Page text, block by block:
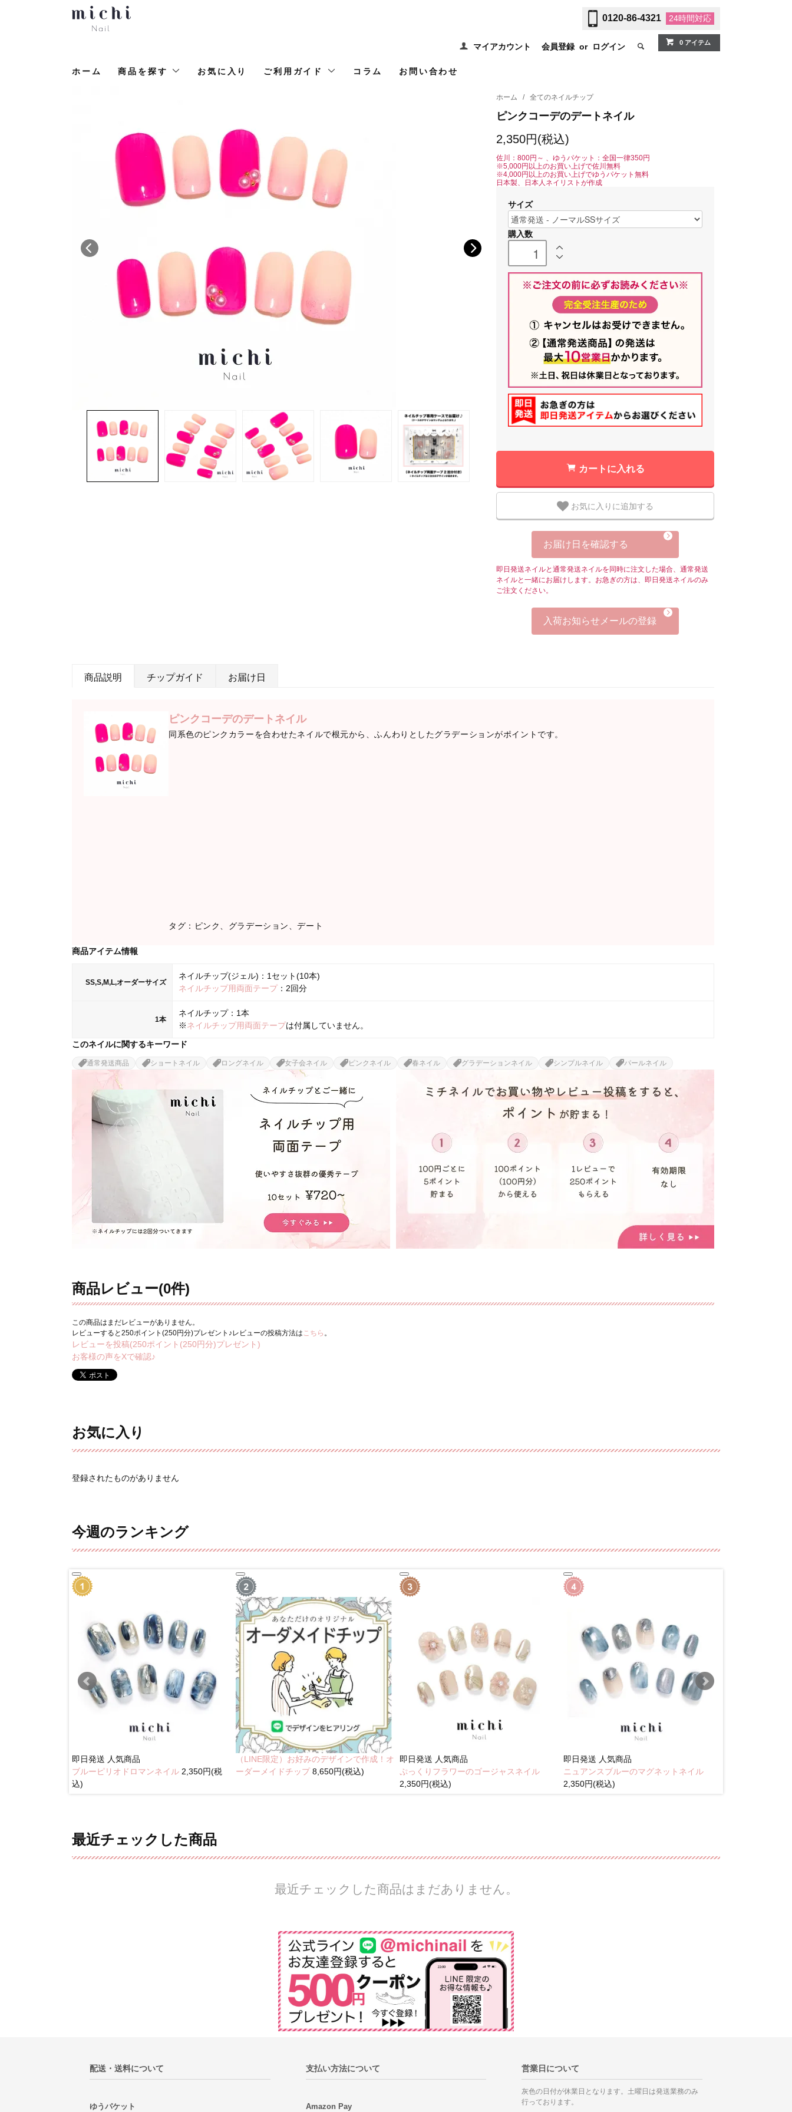
0120-86-4321 24時間対応
マイアカウント 会員登録 or ログイン 0 アイテム
ホーム 商品を探す お気に入り ご利用ガイド コラム お問い合わせ
ホーム / 全てのネイルチップ
ピンクコーデのデートネイル
2,350円(税込)
佐川：800円～ 、ゆうパケット：全国一律350円
※5,000円以上のお買い上げで佐川無料
※4,000円以上のお買い上げでゆうパケット無料
日本製、日本人ネイリストが作成
サイズ
購入数
カートに入れる
お気に入りに追加する
お届け日を確認する
即日発送ネイルと通常発送ネイルを同時に注文した場合、通常発送
ネイルと一緒にお届けします。お急ぎの方は、即日発送ネイルのみ
ご注文ください。
入荷お知らせメールの登録
商品説明 チップガイド お届け日
ピンクコーデのデートネイル
同系色のピンクカラーを合わせたネイルで根元から、ふんわりとしたグラデーションがポイントです。
タグ：ピンク、グラデーション、デート
商品アイテム情報
SS,S,M,L,オーダーサイズ
ネイルチップ(ジェル)：1セット(10本)
ネイルチップ用両面テープ：2回分
1本
ネイルチップ：1本
※ネイルチップ用両面テープは付属していません。
このネイルに関するキーワード
通常発送商品 ショートネイル ロングネイル 女子会ネイル ピンクネイル 春ネイル グラデーションネイル シンプルネイル パールネイル
商品レビュー(0件)
この商品はまだレビューがありません。
レビューすると250ポイント(250円分)プレゼント♪レビューの投稿方法は こちら 。
レビューを投稿(250ポイント(250円分)プレゼント)
お客様の声をXで確認♪
お気に入り
登録されたものがありません
今週のランキング
即日発送 人気商品
ブルーピリオドロマンネイル 2,350円(税
込)
（LINE限定）お好みのデザインで作成！オ
ーダーメイドチップ8,650円(税込)
即日発送 人気商品
ぷっくりフラワーのゴージャスネイル
2,350円(税込)
即日発送 人気商品
ニュアンスブルーのマグネットネイル
2,350円(税込)
最近チェックした商品
最近チェックした商品はまだありません。
配送・送料について
ゆうパケット
支払い方法について
Amazon Pay
営業日について
灰色の日付が休業日となります。土曜日は発送業務のみ
行っております。